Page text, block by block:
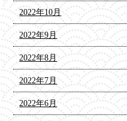
2022年10月
2022年9月
2022年8月
2022年7月
2022年6月